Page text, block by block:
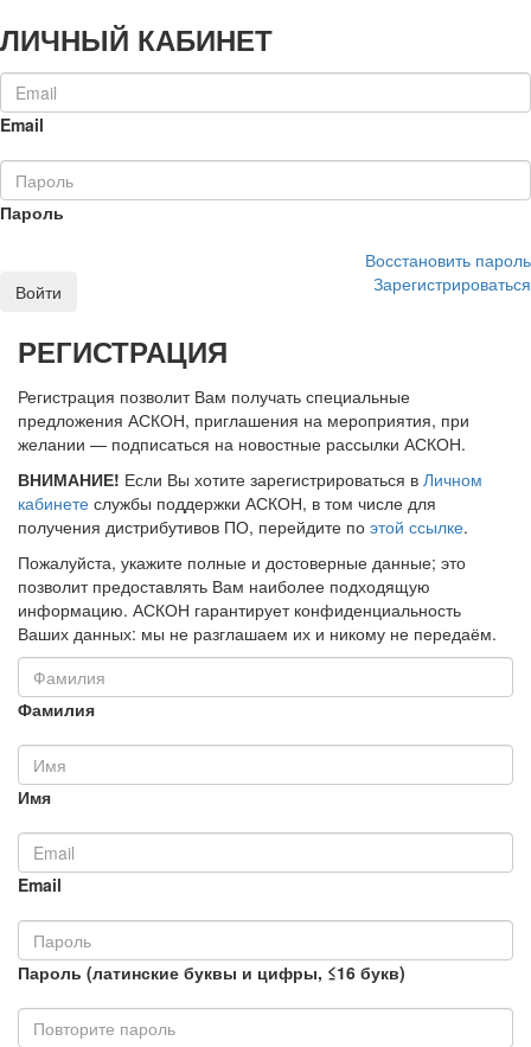
ЛИЧНЫЙ КАБИНЕТ
Email
Пароль
Восстановить пароль
Войти
Зарегистрироваться
РЕГИСТРАЦИЯ
Регистрация позволит Вам получать специальные
предложения АСКОН, приглашения на мероприятия, при
желании — подписаться на новостные рассылки АСКОН.
ВНИМАНИЕ! Если Вы хотите зарегистрироваться в Личном
кабинете службы поддержки АСКОН, в том числе для
получения дистрибутивов ПО, перейдите по этой ссылке.
Пожалуйста, укажите полные и достоверные данные; это
позволит предоставлять Вам наиболее подходящую
информацию. АСКОН гарантирует конфиденциальность
Ваших данных: мы не разглашаем их и никому не передаём.
Фамилия
Имя
Email
Пароль (латинские буквы и цифры, ≤16 букв)